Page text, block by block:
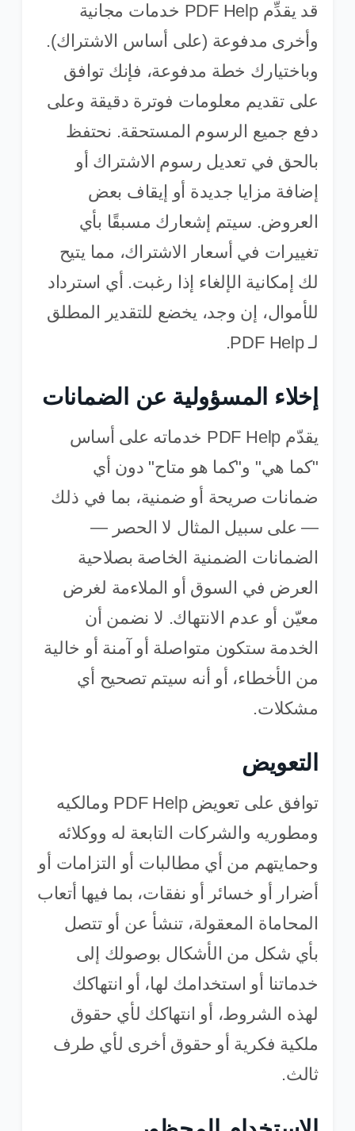
قد يقدِّم PDF Help خدمات مجانية
وأخرى مدفوعة (على أساس الاشتراك).
وباختيارك خطة مدفوعة، فإنك توافق
على تقديم معلومات فوترة دقيقة وعلى
دفع جميع الرسوم المستحقة. نحتفظ
بالحق في تعديل رسوم الاشتراك أو
إضافة مزايا جديدة أو إيقاف بعض
العروض. سيتم إشعارك مسبقًا بأي
تغييرات في أسعار الاشتراك، مما يتيح
لك إمكانية الإلغاء إذا رغبت. أي استرداد
للأموال، إن وجد، يخضع للتقدير المطلق
لـ PDF Help.
إخلاء المسؤولية عن الضمانات
يقدّم PDF Help خدماته على أساس
"كما هي" و"كما هو متاح" دون أي
ضمانات صريحة أو ضمنية، بما في ذلك
— على سبيل المثال لا الحصر —
الضمانات الضمنية الخاصة بصلاحية
العرض في السوق أو الملاءمة لغرض
معيّن أو عدم الانتهاك. لا نضمن أن
الخدمة ستكون متواصلة أو آمنة أو خالية
من الأخطاء، أو أنه سيتم تصحيح أي
مشكلات.
التعويض
توافق على تعويض PDF Help ومالكيه
ومطوريه والشركات التابعة له ووكلائه
وحمايتهم من أي مطالبات أو التزامات أو
أضرار أو خسائر أو نفقات، بما فيها أتعاب
المحاماة المعقولة، تنشأ عن أو تتصل
بأي شكل من الأشكال بوصولك إلى
خدماتنا أو استخدامك لها، أو انتهاكك
لهذه الشروط، أو انتهاكك لأي حقوق
ملكية فكرية أو حقوق أخرى لأي طرف
ثالث.